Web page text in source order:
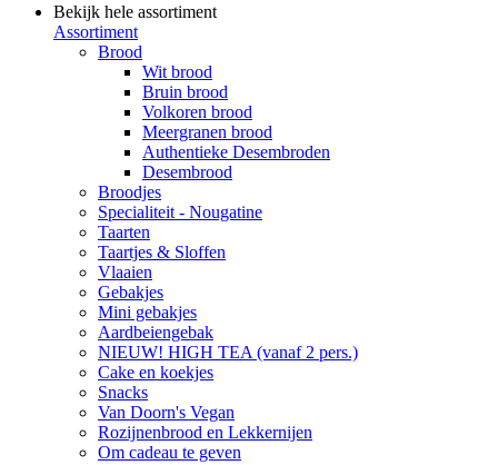
Bekijk hele assortiment
Assortiment
Brood
Wit brood
Bruin brood
Volkoren brood
Meergranen brood
Authentieke Desembroden
Desembrood
Broodjes
Specialiteit - Nougatine
Taarten
Taartjes & Sloffen
Vlaaien
Gebakjes
Mini gebakjes
Aardbeiengebak
NIEUW! HIGH TEA (vanaf 2 pers.)
Cake en koekjes
Snacks
Van Doorn's Vegan
Rozijnenbrood en Lekkernijen
Om cadeau te geven